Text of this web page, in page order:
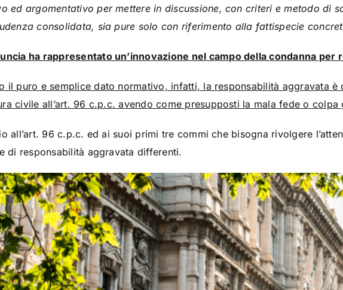
ed argomentativo per mettere in discussione, con criteri e metodo di
consolidata, sia pure solo con riferimento alla fattispecie
ha rappresentato un’innovazione nel campo della condanna per
il puro e semplice dato normativo, infatti, la responsabilità aggravata
civile all’art. 96 c.p.c. avendo come presupposti la mala fede o colpa
all’art. 96 c.p.c. ed ai suoi primi tre commi che bisogna rivolgere
di responsabilità aggravata differenti.